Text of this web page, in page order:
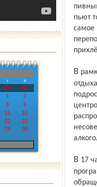
›
»
Сб
Вс
1
2
8
9
15
16
22
23
29
30
пьют
самое
В рамках акции «Любимому городу – здоровое поколение!» пройдут рейды по местам
В 17 часов на Волжской набережной у памятника Некрасову состоится интерактивная